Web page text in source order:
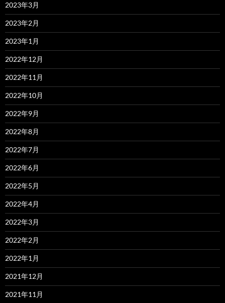
2023年3月
2023年2月
2023年1月
2022年12月
2022年11月
2022年10月
2022年9月
2022年8月
2022年7月
2022年6月
2022年5月
2022年4月
2022年3月
2022年2月
2022年1月
2021年12月
2021年11月